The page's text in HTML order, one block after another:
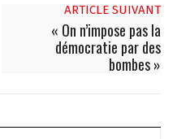
ARTICLE SUIVANT
« On n’impose pas la
démocratie par des
bombes »